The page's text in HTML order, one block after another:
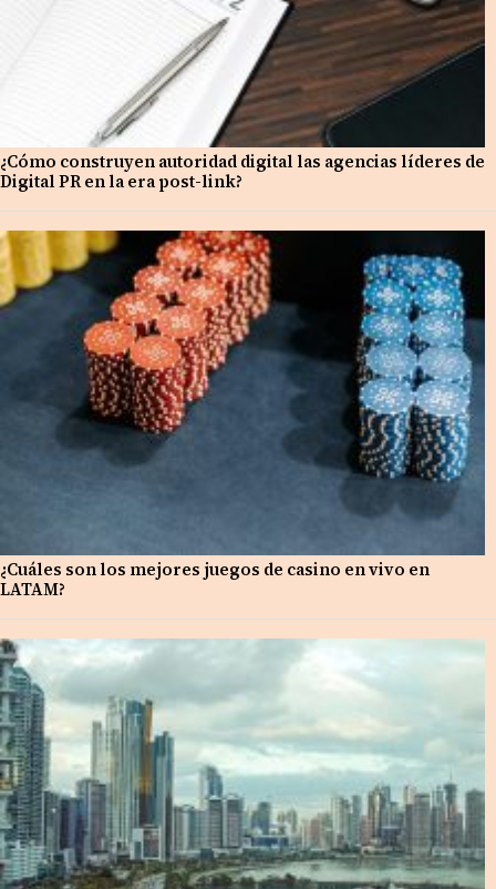
¿Cómo construyen autoridad digital las agencias líderes de
Digital PR en la era post-link?
¿Cuáles son los mejores juegos de casino en vivo en
LATAM?